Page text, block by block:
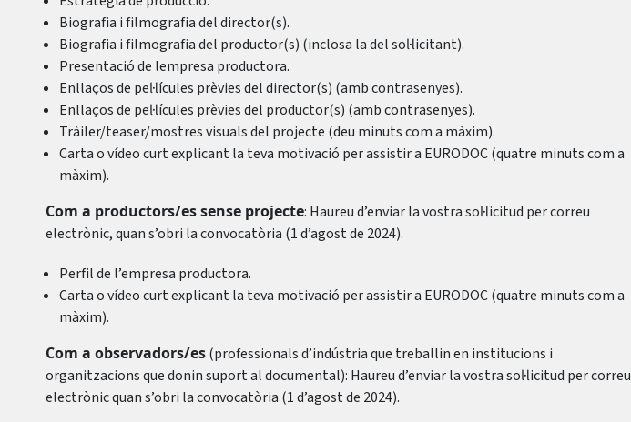
Biografia i filmografia del director(s).
Biografia i filmografia del productor(s) (inclosa la del sol·licitant).
Presentació de lempresa productora.
Enllaços de pel·lícules prèvies del director(s) (amb contrasenyes).
Enllaços de pel·lícules prèvies del productor(s) (amb contrasenyes).
Tràiler/teaser/mostres visuals del projecte (deu minuts com a màxim).
Carta o vídeo curt explicant la teva motivació per assistir a EURODOC (quatre minuts com a
màxim).
Com a productors/es sense projecte: Haureu d’enviar la vostra sol·licitud per correu
electrònic, quan s’obri la convocatòria (1 d’agost de 2024).
Perfil de l’empresa productora.
Carta o vídeo curt explicant la teva motivació per assistir a EURODOC (quatre minuts com a
màxim).
Com a observadors/es(professionals d’indústria que treballin en institucions i
organitzacions que donin suport al documental): Haureu d’enviar la vostra sol·licitud per correu
electrònic quan s’obri la convocatòria (1 d’agost de 2024).